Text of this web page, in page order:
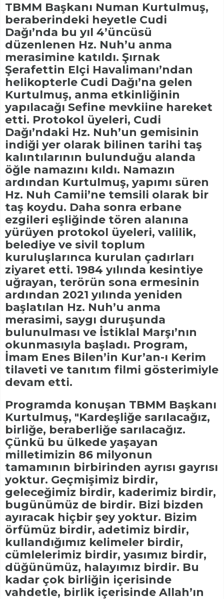
TBMM Başkanı Numan Kurtulmuş,
beraberindeki heyetle Cudi
Dağı’nda bu yıl 4’üncüsü
düzenlenen Hz. Nuh’u anma
merasimine katıldı. Şırnak
Şerafettin Elçi Havalimanı’ndan
helikopterle Cudi Dağı’na gelen
Kurtulmuş, anma etkinliğinin
yapılacağı Sefine mevkiine hareket
etti. Protokol üyeleri, Cudi
Dağı’ndaki Hz. Nuh’un gemisinin
indiği yer olarak bilinen tarihi taş
kalıntılarının bulunduğu alanda
öğle namazını kıldı. Namazın
ardından Kurtulmuş, yapımı süren
Hz. Nuh Camii’ne temsili olarak bir
taş koydu. Daha sonra erbane
ezgileri eşliğinde tören alanına
yürüyen protokol üyeleri, valilik,
belediye ve sivil toplum
kuruluşlarınca kurulan çadırları
ziyaret etti. 1984 yılında kesintiye
uğrayan, terörün sona ermesinin
ardından 2021 yılında yeniden
başlatılan Hz. Nuh’u anma
merasimi, saygı duruşunda
bulunulması ve İstiklal Marşı’nın
okunmasıyla başladı. Program,
İmam Enes Bilen’in Kur’an-ı Kerim
tilaveti ve tanıtım filmi gösterimiyle
devam etti.
Programda konuşan TBMM Başkanı
Kurtulmuş, "Kardeşliğe sarılacağız,
birliğe, beraberliğe sarılacağız.
Çünkü bu ülkede yaşayan
milletimizin 86 milyonun
tamamının birbirinden ayrısı gayrısı
yoktur. Geçmişimiz birdir,
geleceğimiz birdir, kaderimiz birdir,
bugünümüz de birdir. Bizi bizden
ayıracak hiçbir şey yoktur. Bizim
örfümüz birdir, adetimiz birdir,
kullandığımız kelimeler birdir,
cümlelerimiz birdir, yasımız birdir,
düğünümüz, halayımız birdir. Bu
kadar çok birliğin içerisinde
vahdetle, birlik içerisinde Allah’ın